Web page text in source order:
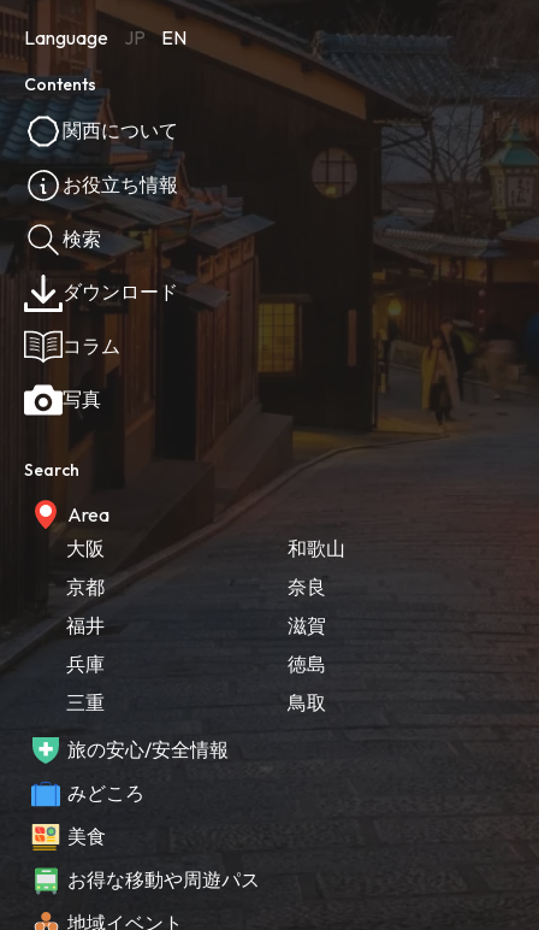
Language JP EN
Contents
関西について
お役立ち情報
検索
ダウンロード
コラム
写真
Search
Area
大阪
京都
福井
兵庫
三重
和歌山
奈良
滋賀
徳島
鳥取
旅の安心/安全情報
みどころ
美食
お得な移動や周遊パス
地域イベント